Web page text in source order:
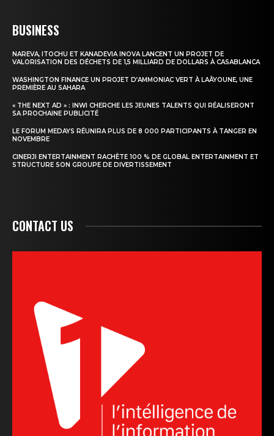
BUSINESS
NAREVA, ITOCHU ET KANADEVIA INOVA LANCENT UN PROJET DE
VALORISATION DES DÉCHETS DE 1,5 MILLIARD DE DOLLARS À CASABLANCA
WASHINGTON FINANCE UN PROJET D’AMMONIAC VERT À LAÂYOUNE, UNE
PREMIÈRE AU SAHARA
« THE NEXT AD » : INWI CHERCHE LES JEUNES TALENTS QUI RÉALISERONT
SA PROCHAINE PUBLICITÉ
LE FORUM MEDAYS RÉUNIRA PLUS DE 8 000 PARTICIPANTS À TANGER EN
NOVEMBRE
CINERJI ENTERTAINMENT RACHÈTE 100 % DE GLOBAL ENTERTAINMENT ET
STRUCTURE SON GROUPE DE DIVERTISSEMENT
CONTACT US